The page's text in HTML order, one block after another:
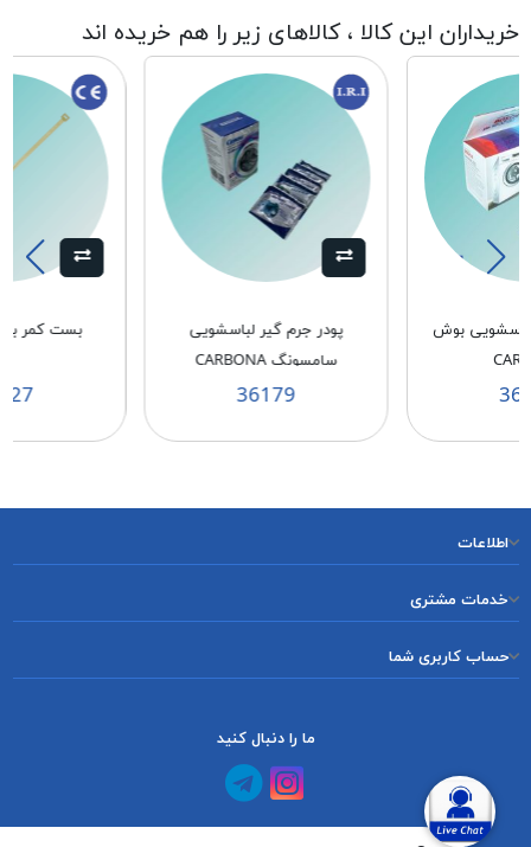
خریداران این کالا ، کالاهای زیر را هم خریده اند
بوش
پودر جرم گیر لباسشویی
سامسونگ CARBONA
36179
بست کمر بندی 3/
اطلاعات
خدمات مشتری
حساب کاربری شما
ما را دنبال کنید
کانال آپارات
کانال تلگرام